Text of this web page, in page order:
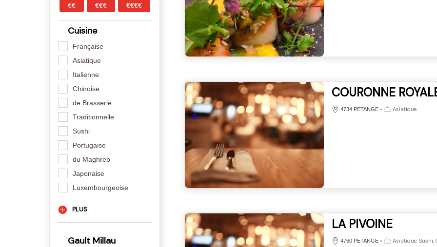
€€ €€€ €€€€
Cuisine
Française
Asiatique
Italienne
Chinoise
de Brasserie
Traditionnelle
Sushi
Portugaise
du Maghreb
Japonaise
Luxembourgeoise
PLUS
Gault Millau
COURONNE
4734 PETANGE • Asiatique
LA PIVOINE
4760 PETANGE • Asiatique, Sushi,